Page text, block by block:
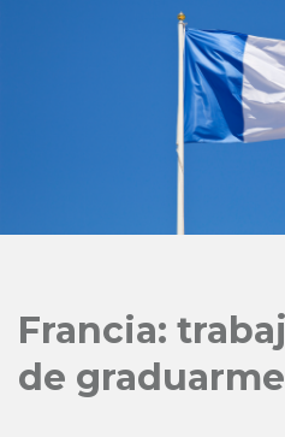
Francia:
de graduarme